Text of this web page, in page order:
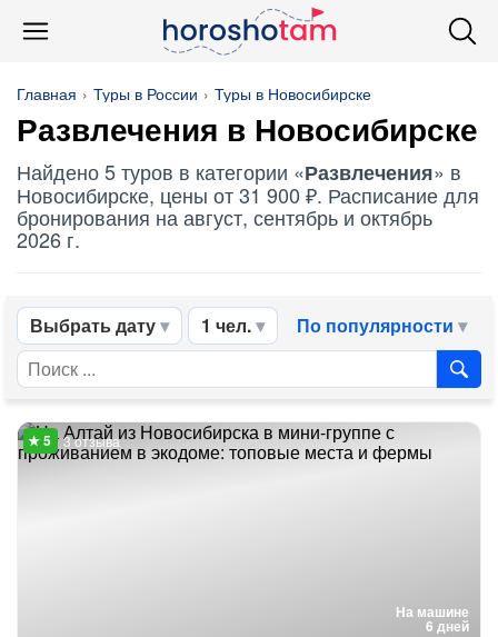
Главная Туры в России Туры в Новосибирске
Развлечения в Новосибирске
Найдено 5 туров в категории «Развлечения» в
Новосибирске, цены от 31 900 ₽. Расписание для
бронирования на август, сентябрь и октябрь
2026 г.
Выбрать дату 1 чел. По популярности
На машине
6 дней
3 отзыва